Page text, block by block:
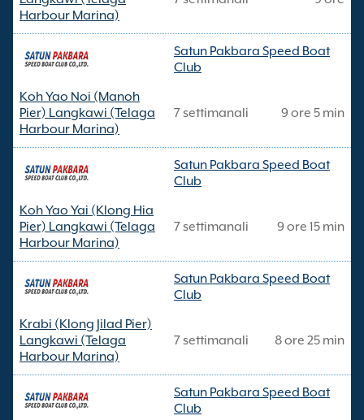
Harbour Marina)
Satun Pakbara Speed Boat
Club
Koh Yao Noi (Manoh
Pier) Langkawi (Telaga
Harbour Marina)
7 settimanali 9 ore 5 min
Satun Pakbara Speed Boat
Club
Koh Yao Yai (Klong Hia
Pier) Langkawi (Telaga
Harbour Marina)
7 settimanali 9 ore 15 min
Satun Pakbara Speed Boat
Club
Krabi (Klong Jilad Pier)
Langkawi (Telaga
Harbour Marina)
7 settimanali 8 ore 25 min
Satun Pakbara Speed Boat
Club